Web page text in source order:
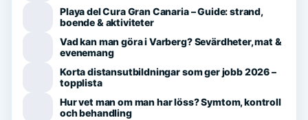
Playa del Cura Gran Canaria – Guide: strand,
boende & aktiviteter
Vad kan man göra i Varberg? Sevärdheter, mat &
evenemang
Korta distansutbildningar som ger jobb 2026 –
topplista
Hur vet man om man har löss? Symtom, kontroll
och behandling